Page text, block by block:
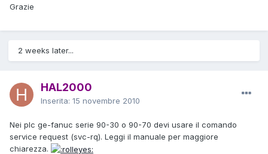
Grazie
2 weeks later...
HAL2000
Inserita: 15 novembre 2010
Nei plc ge-fanuc serie 90-30 o 90-70 devi usare il comando
service request (svc-rq). Leggi il manuale per maggiore
chiarezza.